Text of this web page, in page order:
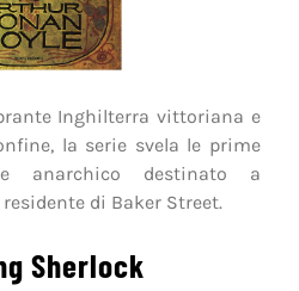
Inghilterra vittoriana e
la serie svela le prime
anarchico destinato a
di Baker Street.
Sherlock